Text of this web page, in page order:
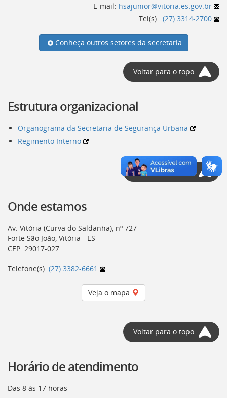
E-mail: hsajunior@vitoria.es.gov.br
Tel(s).: (27) 3314-2700
Conheça outros setores da secretaria
Voltar para o topo
Estrutura organizacional
Organograma da Secretaria de Segurança Urbana
Regimento Interno
Voltar para o topo
Onde estamos
Av. Vitória (Curva do Saldanha), nº 727
Forte São João, Vitória - ES
CEP: 29017-027
Telefone(s): (27) 3382-6661
Veja o mapa
Voltar para o topo
Horário de atendimento
Das 8 às 17 horas